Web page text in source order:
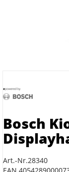
Bosch
Art.-Nr.28340